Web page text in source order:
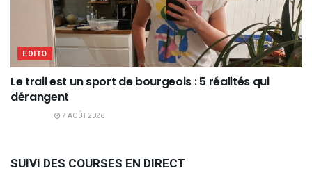
EDITO
Le trail est un sport de bourgeois : 5 réalités qui
dérangent
7 AOÛT 2026
SUIVI DES COURSES EN DIRECT